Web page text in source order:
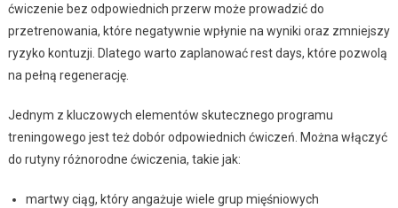
ćwiczenie bez odpowiednich przerw może prowadzić do
przetrenowania, które negatywnie wpłynie na wyniki oraz zmniejszy
ryzyko kontuzji. Dlatego warto zaplanować rest days, które pozwolą
na pełną regenerację.
Jednym z kluczowych elementów skutecznego programu
treningowego jest też dobór odpowiednich ćwiczeń. Można włączyć
do rutyny różnorodne ćwiczenia, takie jak:
martwy ciąg, który angażuje wiele grup mięśniowych